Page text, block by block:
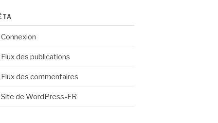
Connexion
Flux des publications
Flux des commentaires
Site de WordPress-FR